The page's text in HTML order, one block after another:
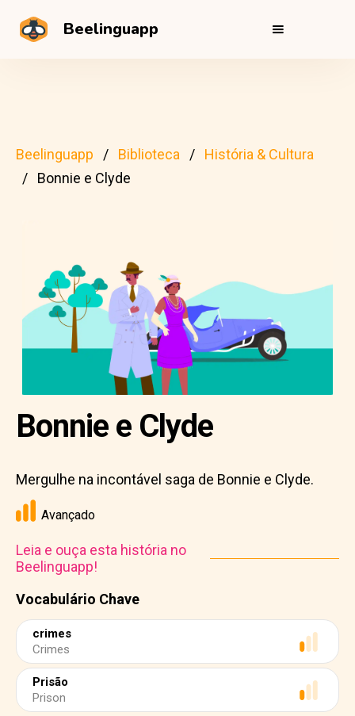
Beelinguapp
Beelinguapp Biblioteca
História & Cultura
Bonnie e Clyde
Vocabulário Chave
crimes
Crimes
Prisão
Prison
Bonnie e Clyde
Mergulhe na incontável saga de Bonnie e Clyde.
Avançado
Leia e ouça esta história no
Beelinguapp!